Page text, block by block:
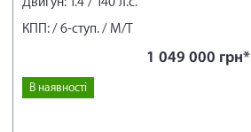
КПП: / 6-ступ. / М/Т
1 049 000 грн*
В наявності